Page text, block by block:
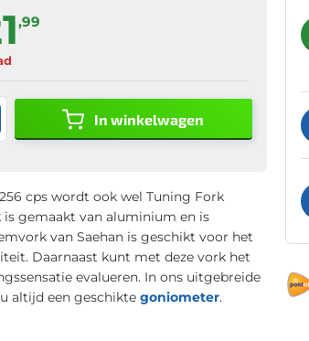
,99
In winkelwagen
cps wordt ook wel Tuning Fork
gemaakt van aluminium en is
van Saehan is geschikt voor het
Daarnaast kunt met deze vork het
evalueren. In ons uitgebreide
altijd een geschikte goniometer.